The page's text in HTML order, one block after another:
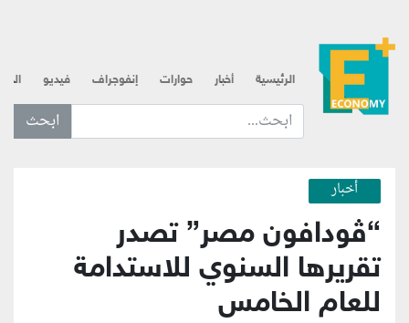
الرئيسية أخبار حوارات إنفوجراف فيديو
ابحث عن... :
أخبار
“ڤودافون مصر” تصدر
تقريرها السنوي للاستدامة
للعام الخامس